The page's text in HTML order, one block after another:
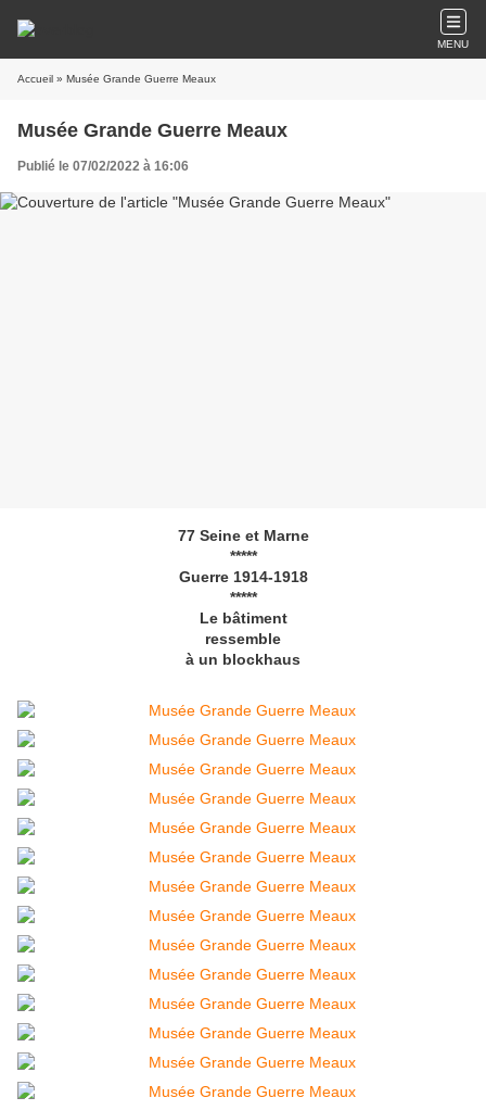
MENU
Accueil » Musée Grande Guerre Meaux
Musée Grande Guerre Meaux
Publié le 07/02/2022 à 16:06
77 Seine et Marne
*****
Guerre 1914-1918
*****
Le bâtiment
ressemble
à un blockhaus